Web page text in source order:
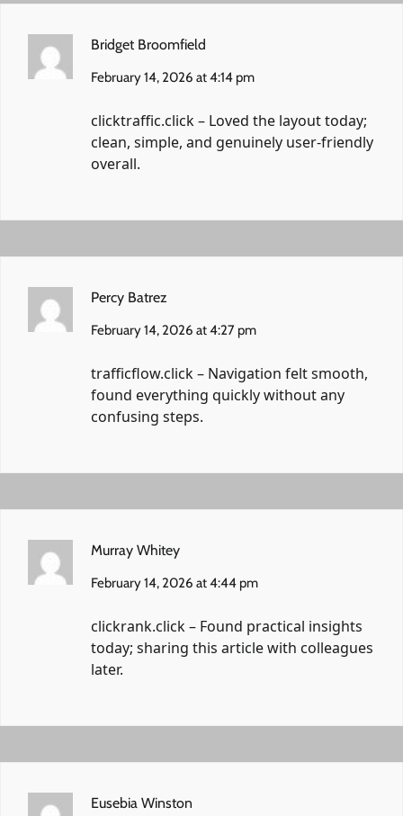
Bridget Broomfield
February 14, 2026 at 4:14 pm
clicktraffic.click– Loved the layout today;
clean, simple, and genuinely user-friendly
overall.
Percy Batrez
February 14, 2026 at 4:27 pm
trafficflow.click– Navigation felt smooth,
found everything quickly without any
confusing steps.
Murray Whitey
February 14, 2026 at 4:44 pm
clickrank.click– Found practical insights
today; sharing this article with colleagues
later.
Eusebia Winston